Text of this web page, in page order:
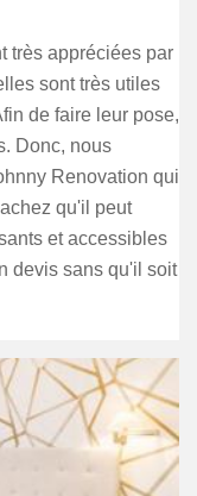
très appréciées par
sont très utiles
de faire leur pose,
Donc, nous
Renovation qui
qu'il peut
et accessibles
devis sans qu'il soit